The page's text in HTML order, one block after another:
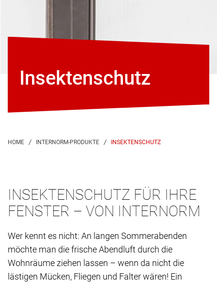
Insektenschutz
INSEKTENSCHUTZ
INSEKTENSCHUTZ FÜR IHRE
FENSTER – VON INTERNORM
Wer kennt es nicht: An langen Sommerabenden
möchte man die frische Abendluft durch die
Wohnräume ziehen lassen – wenn da nicht die
lästigen Mücken, Fliegen und Falter wären! Ein